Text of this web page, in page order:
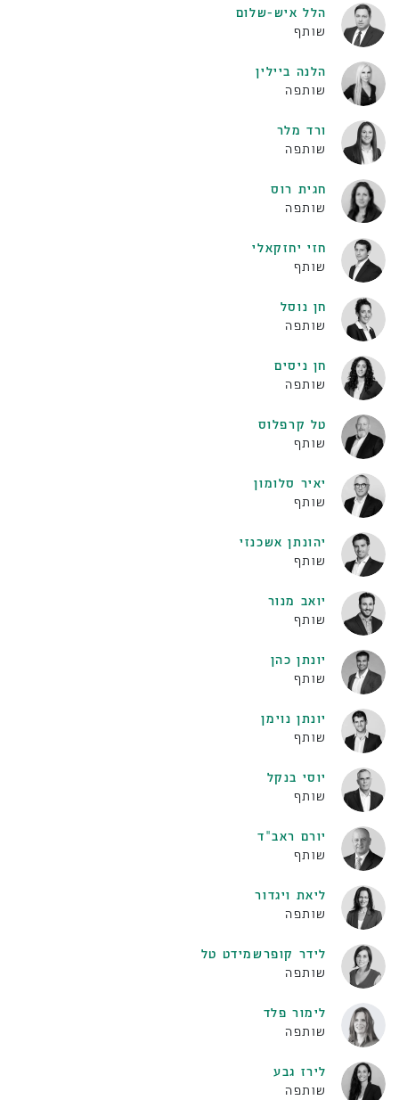
הלל איש-שלום
שותף
הלנה ביילין
שותפה
ורד מלר
שותפה
חגית רוס
שותפה
חזי יחזקאלי
שותף
חן נוסל
שותפה
חן ניסים
שותפה
טל קרפלוס
שותף
יאיר סלומון
שותף
יהונתן אשכנזי
שותף
יואב מנור
שותף
יונתן כהן
שותף
יונתן נוימן
שותף
יוסי בנקל
שותף
יורם ראב"ד
שותף
ליאת ויגדור
שותפה
לידר קופרשמידט טל
שותפה
לימור פלד
שותפה
לירז גבע
שותפה